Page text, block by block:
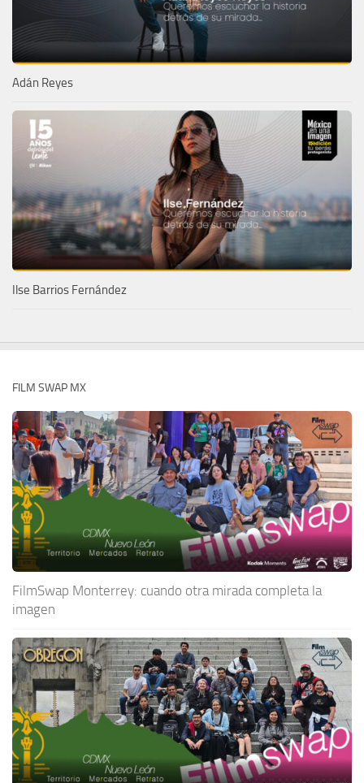
Adán Reyes
Ilse Barrios Fernández
FILM SWAP MX
FilmSwap Monterrey: cuando otra mirada completa la
imagen